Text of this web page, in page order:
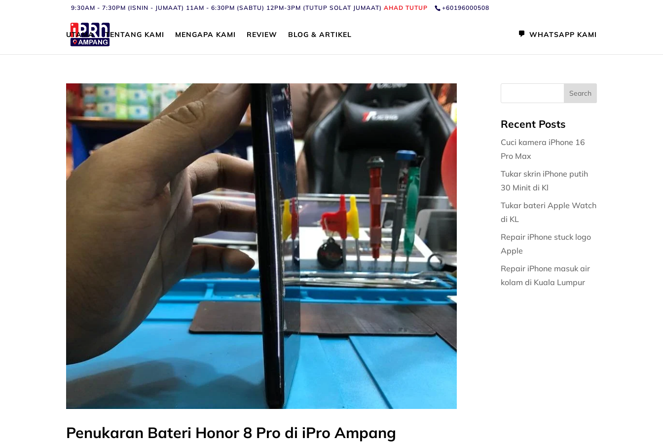
9:30AM - 7:30PM (ISNIN - JUMAAT) 11AM - 6:30PM (SABTU) 12PM-3PM (TUTUP SOLAT JUMAAT)AHAD TUTUP +60196000508
UTAMA TENTANG KAMI MENGAPA KAMI REVIEW BLOG & ARTIKEL WHATSAPP KAMI
Penukaran Bateri Honor 8 Pro di iPro Ampang
Recent Posts
Cuci kamera iPhone 16
Pro Max
Tukar skrin iPhone putih
30 Minit di Kl
Tukar bateri Apple Watch
di KL
Repair iPhone stuck logo
Apple
Repair iPhone masuk air
kolam di Kuala Lumpur